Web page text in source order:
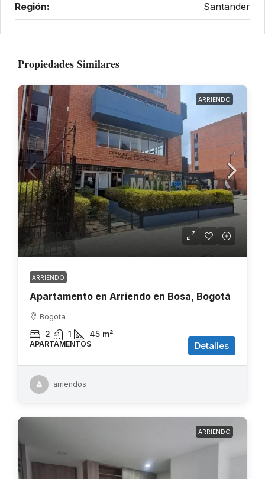
Región: Santander
Propiedades Similares
ARRIENDO
$1.200.000
ARRIENDO
Apartamento en Arriendo en Bosa, Bogotá
Bogota
2 1 45 m²
APARTAMENTOS Detalles
arriendos
ARRIENDO